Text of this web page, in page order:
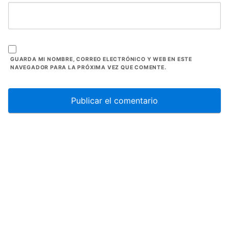
GUARDA MI NOMBRE, CORREO ELECTRÓNICO Y WEB EN ESTE
NAVEGADOR PARA LA PRÓXIMA VEZ QUE COMENTE.